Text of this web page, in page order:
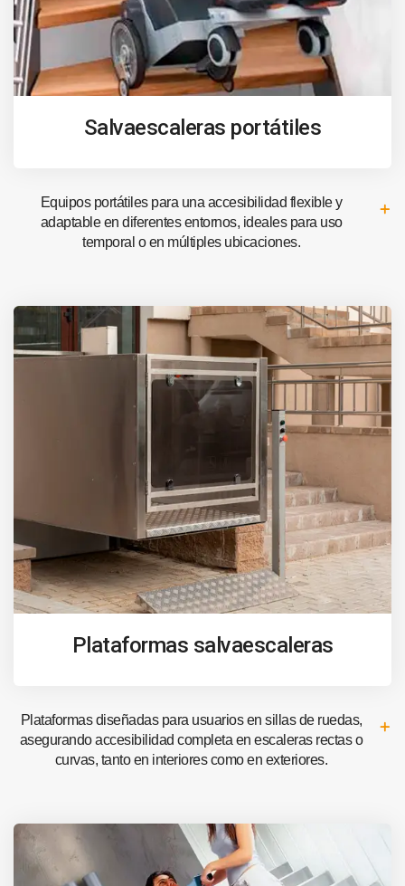
Salvaescaleras portátiles
Equipos portátiles para una accesibilidad flexible y
adaptable en diferentes entornos, ideales para uso
temporal o en múltiples ubicaciones.
Plataformas salvaescaleras
Plataformas diseñadas para usuarios en sillas de ruedas,
asegurando accesibilidad completa en escaleras rectas o
curvas, tanto en interiores como en exteriores.